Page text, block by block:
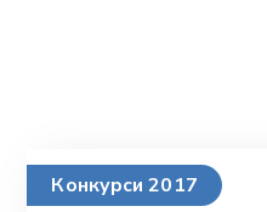
Конкурси 2017